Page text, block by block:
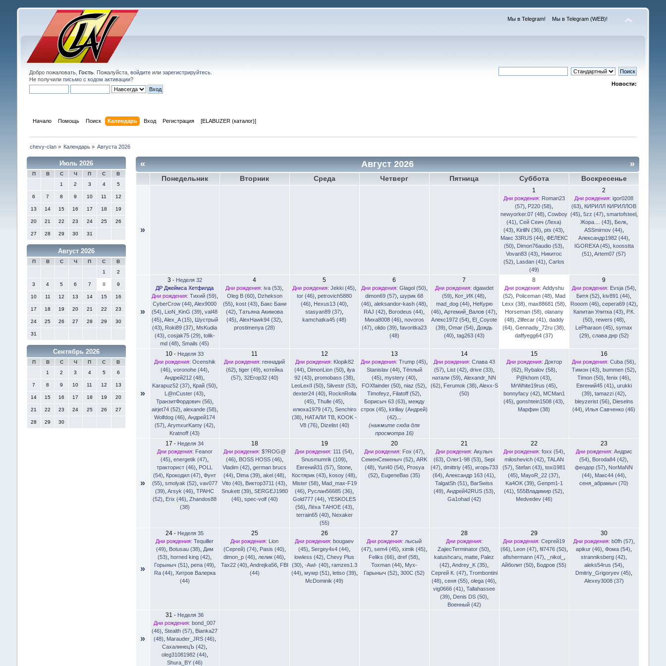
Мы в Telegram! Мы в Telegram (WEB)!
Добро пожаловать, Гость. Пожалуйста, войдитеили зарегистрируйтесь.
Не получили письмо с кодом активации?
Новости:
Начало Помощь Поиск Календарь Вход Регистрация [ELABUZER (каталог)]
chevy-clan» Календарь » Августа 2026
Июль 2026
П В С Ч П С
В
1
2 3 4 5
6 7 8 9 10 11 12
13 14 15 16 17 18 19
20 21 22 23 24 25 26
27 28 29 30 31
Август 2026
П В С Ч П С
В
1
2
3 4 5 6 7 8 9
10 11 12 13 14 15 16
17 18 19 20 21 22 23
24 25 26 27 28 29 30
31
Сентябрь 2026
П В С Ч П С
В
1
2 3 4 5 6
7 8 9 10 11 12 13
14 15 16 17 18 19 20
21 22 23 24 25 26 27
28 29 30
« »
Август 2026
Понедельник Вторник Среда Четверг Пятница Суббота Воскресенье
»
1
Дни рождения: Roman23
(57)
Р220 (58)
newyorker.07 (48) ,Cowboy
(41) ,Сей Сеич (Леха)
(43)
KirillN (36) ,pts (43)
Макс 33RUS (44) ФЕЛЕКС
(50)
Dimon76audio (53)
Vovan83 (43)
Никитос
(52)
Lasdan (41) ,Carlos
(49)
2
Дни рождения: igor0208
(63)
КИРИЛЛ КИРИЛЛОВ
(45) 5zz (47) smartofsteel,
Жора.... (43)
Белк,
ASSmirnov (44)
Александр1982 (44)
IGOREXA (45) koosstta
(51) ,Artem07 (57)
»
3 - Неделя 32
ДР Джеймса Хетфилда
Дни рождения: Тихий (59)
CyberCrow (44) ,Alex9000
(54)
LioN_KinG (39) ,val48
(45) Alex_A (15)
Шустрый
(43)
Roki89 (37)
MsKudia
(43) cosjak75 (29) tolik-
md (48) ,Smails (45)
4
Дни рождения: iva (53)
Oleg B (60)
Dzhekson
(55) kost (43)
Бакс Бани
(42) ,Татьяна Акимова
(45) ,AlexHawk94 (32)
prostimenya (28)
5
Дни рождения: Jekki (45)
tor (46) ,petrovich5880
(46)
Hexus13 (40)
stasyan89 (37)
kamchatka45 (48)
6
Дни рождения: Glagol (50)
dimon69 (57) ,шурик 68
(46) aleksandor-kash (48)
RAJ (42)
Borodeus (44)
Миха8008 (46) novoros
(47) ,olido (39) ,favoritka23
(48)
7
Дни рождения: dgawdet
(59)
Кот_ИК (48)
mad_dog (44)
НеКурю
(46) ,Артемий_Валов (47)
Алекс1972 (54)
El_Coyote
(39) ,Omar (54)
Дождь
(40) tag263 (43)
8
Дни рождения: Addyshu
(52)
Policeman (48)
Mad
Lexx (38) max88681 (58)
Horseman (58) olanany
(48) 2lifecar (41) daddy
(64) ,Gennadiy_72ru (38)
daffyegg64 (37)
9
Дни рождения: Evsja (54)
Битя (52) ,kiv891 (44)
Rooom (46) серега69 (42)
Капитан Улитка (43)
Р.К.
(50) rewers (48)
LePharaon (45) ,symax
(29) слава днр (52)
»
10 - Неделя 33
Дни рождения: Ocenshik
(46) voronohe (44)
Андрей212 (48)
Karapuz52 (37)
Край (50)
L@nCuster (43)
ТранзитФордович (56)
airjet74 (52) alexande (58)
Wolfdog (46) ,Андрей174
(57) ArymxurKamy (42)
Kratnoff (43)
11
Дни рождения: геннадий
(62) ,tiger (49) ,котейка
(57) 32Егор32 (40)
12
Дни рождения: Klopik82
(44)
DimonLion (50) ilya
92 (43) promobass (38)
LeoLexII (50) ,Silvestr (53)
dexter24 (40)
RocknRolla
(45) ,Thulle (45)
илюха1979 (47) Senchiro
(38)
НАТАЛИ ТВ KOOK -
V8 (76)
Dizelist (40)
13
Дни рождения: Trump (45)
Stanislav (44) Тёплый
(45) mystery (40)
FOXfainder (50) ,niaz (52)
Timofeyz
Filatoff (52)
Борисыч 63 (63) между
строк (45) ,kirillay (Андрей)
(42)
(нажмите сюда для
просмотра 16)
14
Дни рождения: Слава 43
(57)
List (42) drive (33)
натали (59) ,Alexandr_NN
(62)
Ferumok (38) Alexx-S
(50)
15
Дни рождения: Доктор
(62)
Rybalov (58)
P@khom (43)
MrWhite19rus (45)
bonnyfacy (42)
MCMan1
(45) ,gonshtein1508 (43)
Марфин (38)
16
Дни рождения: Cuba (56)
Тимон (43) bummen (52)
Timon (50) fenix (46)
Евгений45 (41) urukki
(39) tamazzi (42)
bleyzerist (56)
Dieselns
(44)
Илья Савченко (46)
»
17 - Неделя 34
Дни рождения: Feanor
(45) ,energetik (47)
тракторист (46)
POLL
(54)
Крокодил (47) ,Фунт
(55) smolyak (52) vav077
(39) ,Arsyk (46) ,TPAHC
(52)
Erix (46) ,Zhandos88
(38)
18
Дни рождения: $?ROG@
(46)
BOSS HOSS (46)
Vladim (42) ,german brucs
(44)
Dima (39) akel (48)
Vito (40)
Виктор3711 (43)
Snukett (39) SERGEJ1980
(46) spec-volf (40)
19
Дни рождения: 111 (54)
Snusmumrik (109)
Евгений31 (57) ,Stone
Костярик (43) ,kosoy (48)
Mister (58)
Mad_max-F19
(46)
Руслан56685 (36)
Gold777 (44) ,YESKOLES
(56)
Лёха ТАНОЕ (43)
terrain65 (40)
Nexaker
(55)
20
Дни рождения: Fox (47)
СеменСеменыч (52) ,ARK
(48) Yuri40 (54)
Prosya
(52)
EugeneBas (35)
21
Дни рождения: Акулыч
(63) ,Олег1-98 (53) ,Sepi
(47) dmittriy (45) игорь733
(64) ,Александр 163 (41)
TalgatSh (51)
BarSwiss
(49) Андрей42RUS (53)
Ga1ohad (42)
22
Дни рождения: foxx (54)
miloshevich (42) TALAN
(57) ,Stefan (43) ,toxi1981
(45)
MayoR_22 (37)
Ka4OK (39) Genpm1-1
(41) ,555Владимир (52)
Medvedev (46)
23
Дни рождения: Андрис
(54)
Boroda84 (42)
феодор (57)
NorMaNN
(44)
Макс44 (44)
сеня_абрамыч (70)
»
24 - Неделя 35
Дни рождения: Tequiller
(49)
Botusau (38)
Дим
(53) ,horned king (42)
Горыныч (51) репа (49)
Ra (44) Хитров Валерка
(44)
25
Дни рождения: Lion
(Сергей) (74)
Pasis (40)
dimon_p (46)
лелик (46)
Tax22 (40) Andrejka56, FBI
(44)
26
Дни рождения: bougaev
(45) ,Sergey4x4 (44)
lowless (42) ,Chevy Plus
(30) -Awl- (40) ramzes1.3
(44) мумр (51) letiso (39)
McDominik (49)
27
Дни рождения: лысый
(47) ,sem4 (45) ,ximik (45)
Feliks (66) ,dref (58)
Toxman (44)
Мух-
Гарыныч (52) ,300С (52)
28
Дни рождения:
ZajiecTerminator (50)
katushcaru ,matte Palez
(42) ,Andrey_K (35)
Сергей К. (47) Trombontini
(48) ,сеня (55) ,olega (46)
vig0666 (41) ,Tallahassee
(39)
Denis DS (50)
Военный (42)
29
Дни рождения: Сергей19
(66)
Leon (47) fil7476 (50)
afishermann (47)
_nikol_
Айболит (50)
Бодров (55)
30
Дни рождения: b0fh (57)
apikur (46) ,Фома (54)
stranniksberg (42)
aleks54rus (54)
Dmitriy_Grigoryev (45)
Alexey3008 (37)
»
31 - Неделя 36
Дни рождения: bond_007
(46) ,Stealth (57)
Bianka27
(48)
Marauder_JRS (46)
CахалинецЪ (42)
oleg31081982 (44)
Shura_BY (46)